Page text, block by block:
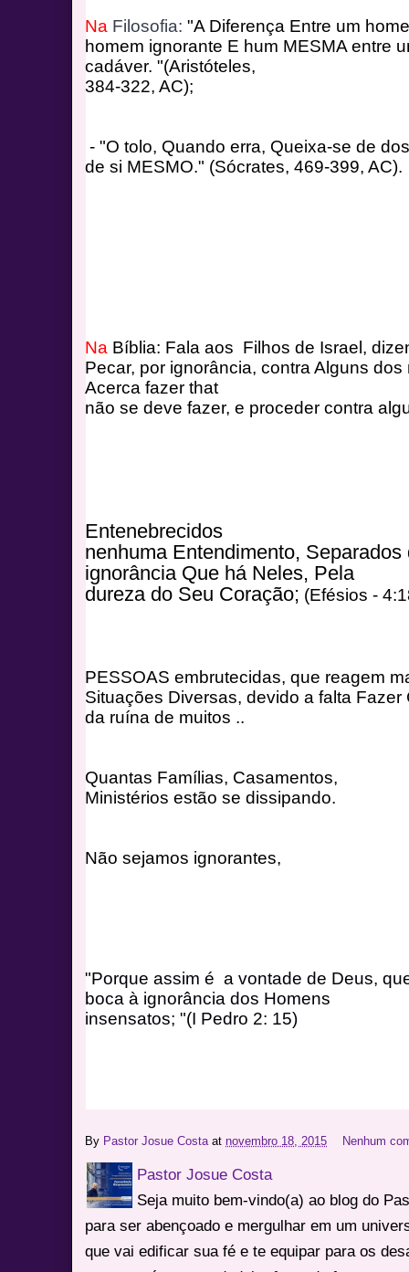
Na Filosofia: "A Diferença Entre um
homem ignorante E hum MESMA entre
cadáver. "(Aristóteles,
384-322, AC);
- "O tolo, Quando erra, Queixa-se de
de si MESMO." (Sócrates, 469-399, AC).
Na Bíblia: Fala aos  Filhos de Israel,
Pecar, por ignorância, contra Alguns
Acerca fazer that
não se deve fazer, e proceder contra
Entenebrecidos
nenhuma Entendimento,
ignorância Que há Neles, Pela
dureza do Seu Coração; (Efésios -
PESSOAS embrutecidas, que reagem
Situações Diversas, devido a falta
da ruína de muitos ..
Quantas Famílias, Casamentos,
Ministérios estão se dissipando.
Não sejamos ignorantes,
"Porque assim é  a vontade de Deus,
boca à ignorância dos Homens
insensatos; "(I Pedro 2: 15)
By Pastor Josue Costa atnovembro 18, 2015 Nenhum
Pastor Josue Costa
Seja muito bem-vindo(a) ao blog do
para ser abençoado e mergulhar em um
que vai edificar sua fé e te equipar para os